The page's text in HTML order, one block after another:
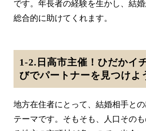
です。年長者の経験を生かし、結
総合的に助けてくれます。
1-2.日高市主催！ひだかイ
びでパートナーを見つけよ
地方在住者にとって、結婚相手と
テーマです。そもそも、人口その